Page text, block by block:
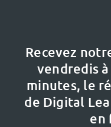
Recevez
vendredis
minutes, le
de Digital
en